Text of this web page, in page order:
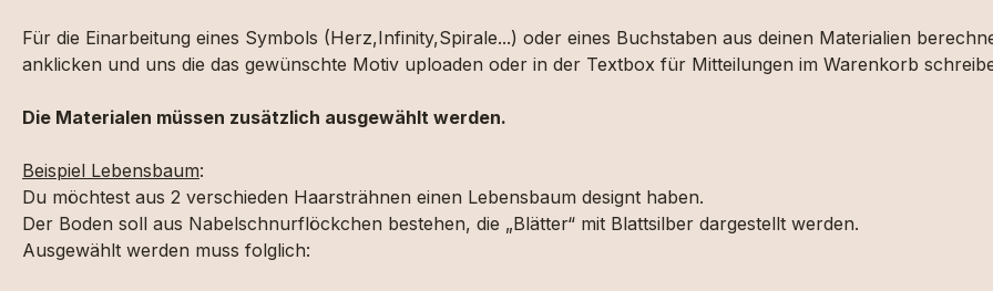
Für die Einarbeitung eines Symbols (Herz,Infinity,Spirale...) oder eines Buchstaben aus deinen Materialien
anklicken und uns die das gewünschte Motiv uploaden oder in der Textbox für Mitteilungen im Warenkorb
Die Materialen müssen zusätzlich ausgewählt werden.
Beispiel Lebensbaum:
Du möchtest aus 2 verschieden Haarsträhnen einen Lebensbaum designt haben.
Der Boden soll aus Nabelschnurflöckchen bestehen, die „Blätter“ mit Blattsilber dargestellt werden.
Ausgewählt werden muss folglich: